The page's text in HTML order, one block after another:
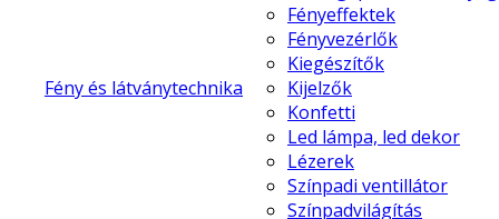
Fény és látványtechnika
Fényeffektek
Fényvezérlők
Kiegészítők
Kijelzők
Konfetti
Led lámpa, led dekor
Lézerek
Színpadi ventillátor
Színpadvilágítás